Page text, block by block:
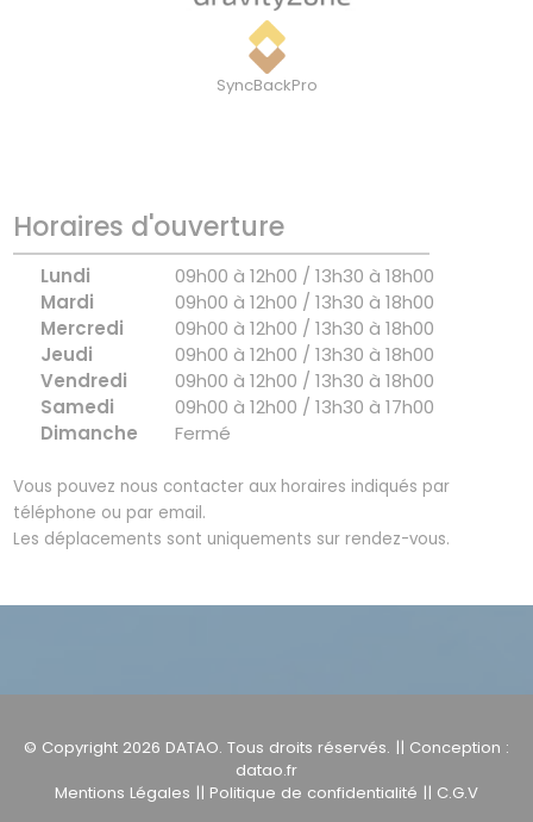
SyncBackPro
Horaires d'ouverture
Lundi
09h00 à 12h00 / 13h30 à 18h00
Mardi
09h00 à 12h00 / 13h30 à 18h00
Mercredi
09h00 à 12h00 / 13h30 à 18h00
Jeudi
09h00 à 12h00 / 13h30 à 18h00
Vendredi
09h00 à 12h00 / 13h30 à 18h00
Samedi
09h00 à 12h00 / 13h30 à 17h00
Dimanche
Fermé
Vous pouvez nous contacter aux horaires indiqués par
téléphone ou par email.
Les déplacements sont uniquements sur rendez-vous.
© Copyright 2026 DATAO. Tous droits réservés. || Conception :
datao.fr
Mentions Légales || Politique de confidentialité || C.G.V